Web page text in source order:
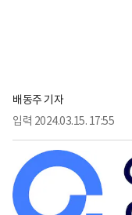
배동주 기자
입력 2024.03.15. 17:55